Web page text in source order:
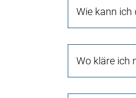
Wie kann ich
Wo kläre ich